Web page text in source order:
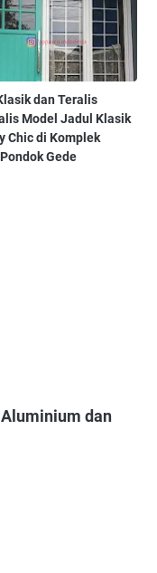
dan Teralis
Model Jadul Klasik
Chic di Komplek
Gede
dan